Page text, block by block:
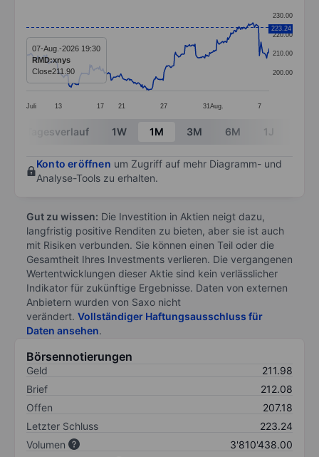
Line chart with 299 data points.
The chart has 1 X axis displaying categories.
The chart has 1 Y axis displaying values. Data
Juli 13 17 21 27 31 Aug. 7
200.00
210.00
220.00
230.00
223.24
07-Aug.-2026 19:30
RMD:xnys
Close211.90
End of interactive chart.
Tagesverlauf 1W 1M 3M 6M 1J
Konto eröffnen um Zugriff auf mehr Diagramm- und
Analyse-Tools zu erhalten.
Gut zu wissen: Die Investition in Aktien neigt dazu,
langfristig positive Renditen zu bieten, aber sie ist auch
mit Risiken verbunden. Sie können einen Teil oder die
Gesamtheit Ihres Investments verlieren. Die vergangenen
Wertentwicklungen dieser Aktie sind kein verlässlicher
Indikator für zukünftige Ergebnisse. Daten von externen
Anbietern wurden von Saxo nicht
verändert. Vollständiger Haftungsausschluss für
Daten ansehen.
Börsennotierungen
Geld
211.98
Brief
212.08
Offen
207.18
Letzter Schluss
223.24
Volumen
3'810'438.00